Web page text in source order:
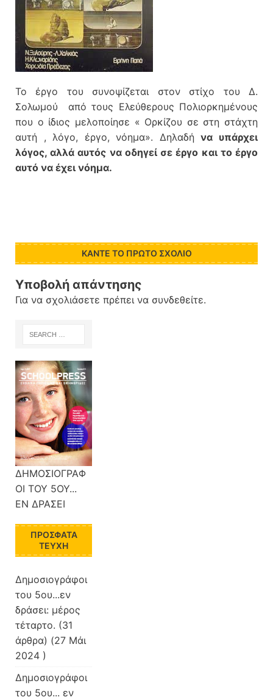
Το έργο του συνοψίζεται στον στίχο του Δ.
Σολωμού από τους Ελεύθερους Πολιορκημένους
που ο ίδιος μελοποίησε « Ορκίζου σε στη στάχτη
αυτή , λόγο, έργο, νόημα». Δηλαδήνα υπάρχει
λόγος, αλλά αυτός να οδηγεί σε έργο και το έργο
αυτό να έχει νόημα.
ΚΆΝΤΕ ΤΟ ΠΡΏΤΟ ΣΧΌΛΙΟ
Υποβολή απάντησης
Για να σχολιάσετε πρέπει να συνδεθείτε.
ΔΗΜΟΣΙΟΓΡΑΦ
ΟΙ ΤΟΥ 5ΟΥ...
ΕΝ ΔΡΑΣΕΙ
ΠΡΌΣΦΑΤΑ
ΤΕΎΧΗ
Δημοσιογράφοι
του 5ου...εν
δράσει: μέρος
τέταρτο. (31
άρθρα) (27 Μάι
2024 )
Δημοσιογράφοι
του 5ου... εν